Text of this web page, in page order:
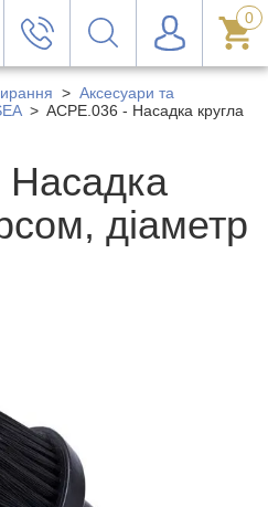
0
> Аксесуари та
> ACPE.036 - Насадка кругла
Насадка
діаметр